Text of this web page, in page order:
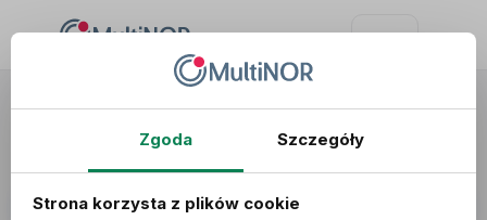
Zgoda Szczegóły
Strona korzysta z plików cookie